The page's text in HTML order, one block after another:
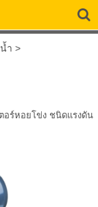
ำ >
อร์หอยโข่ง ชนิดแรงดัน